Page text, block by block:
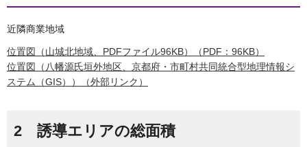
近隣商業地域
位置図（山城北地域、PDFファイル96KB）（PDF：96KB）
位置図（八幡源氏垣外地区、京都府・市町村共同統合型地理情報シ
ステム（GIS））（外部リンク）
2 誘導エリアの総面積